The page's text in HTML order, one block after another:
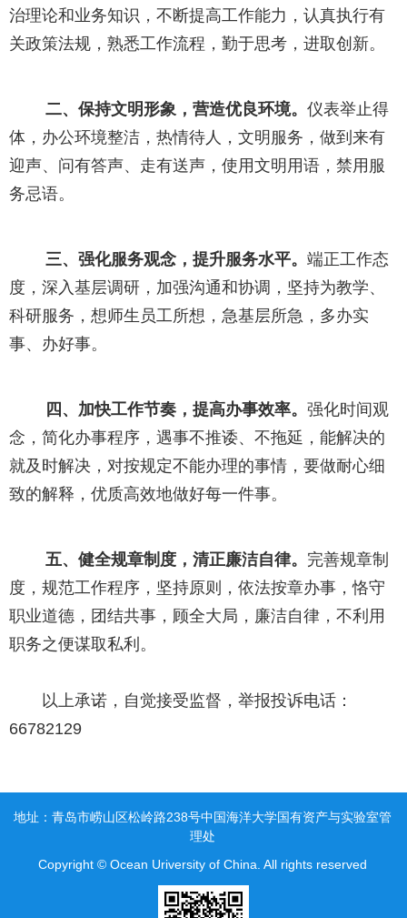
治理论和业务知识，不断提高工作能力，认真执行有
关政策法规，熟悉工作流程，勤于思考，进取创新。
二、保持文明形象，营造优良环境。 仪表举止得
体，办公环境整洁，热情待人，文明服务，做到来有
迎声、问有答声、走有送声，使用文明用语，禁用服
务忌语。
三、强化服务观念，提升服务水平。 端正工作态
度，深入基层调研，加强沟通和协调，坚持为教学、
科研服务，想师生员工所想，急基层所急，多办实
事、办好事。
四、加快工作节奏，提高办事效率。 强化时间观
念，简化办事程序，遇事不推诿、不拖延，能解决的
就及时解决，对按规定不能办理的事情，要做耐心细
致的解释，优质高效地做好每一件事。
五、健全规章制度，清正廉洁自律。 完善规章制
度，规范工作程序，坚持原则，依法按章办事，恪守
职业道德，团结共事，顾全大局，廉洁自律，不利用
职务之便谋取私利。
以上承诺，自觉接受监督，举报投诉电话：
66782129
地址：青岛市崂山区松岭路238号中国海洋大学国有资产与实验室管
理处
Copyright © Ocean Uriversity of China. All rights reserved